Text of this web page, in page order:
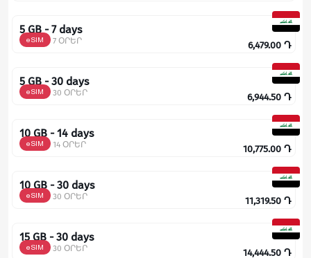
5 GB - 7 days
eSIM 7 ՕՐԵՐ 6,479.00 Դ
5 GB - 30 days
eSIM 30 ՕՐԵՐ 6,944.50 Դ
10 GB - 14 days
eSIM 14 ՕՐԵՐ 10,775.00 Դ
10 GB - 30 days
eSIM 30 ՕՐԵՐ 11,319.50 Դ
15 GB - 30 days
eSIM 30 ՕՐԵՐ 14,444.50 Դ